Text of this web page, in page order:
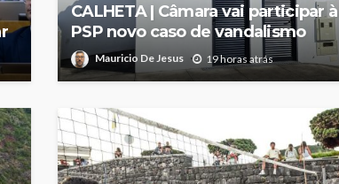
CALHETA | Câmara vai participar à
PSP novo caso de vandalismo
Mauricio De Jesus 19 horas atrás